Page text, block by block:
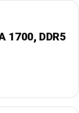
1700, DDR5